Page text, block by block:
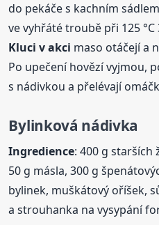
do pekáče s kachním
ve vyhřáté troubě při 125
Kluci v akci maso otáčejí a
Po upečení hovězí vyjmou,
s nádivkou a přelévají
Bylinková nádivka
Ingredience: 400 g starších
50 g másla, 300 g
bylinek, muškátový oříšek,
a strouhanka na vysypání